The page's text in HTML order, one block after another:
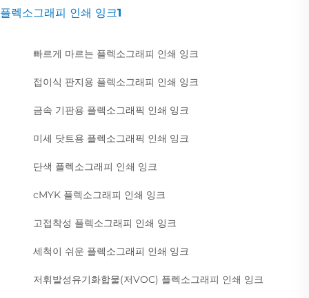
플렉소그래피 인쇄 잉크1
빠르게 마르는 플렉소그래피 인쇄 잉크
접이식 판지용 플렉소그래피 인쇄 잉크
금속 기판용 플렉소그래픽 인쇄 잉크
미세 닷트용 플렉소그래픽 인쇄 잉크
단색 플렉소그래피 인쇄 잉크
cMYK 플렉소그래피 인쇄 잉크
고접착성 플렉소그래피 인쇄 잉크
세척이 쉬운 플렉소그래피 인쇄 잉크
저휘발성유기화합물(저VOC) 플렉소그래피 인쇄 잉크